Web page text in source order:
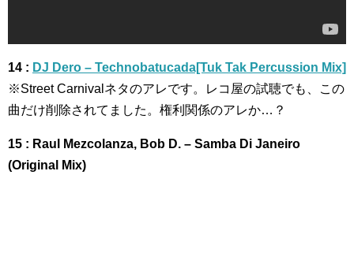
14 : DJ Dero – Technobatucada[Tuk Tak Percussion Mix]
※Street Carnivalネタのアレです。レコ屋の試聴でも、この
曲だけ削除されてました。権利関係のアレか…？
15 : Raul Mezcolanza, Bob D. – Samba Di Janeiro
(Original Mix)